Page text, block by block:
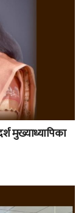
मुख्याध्यापिका